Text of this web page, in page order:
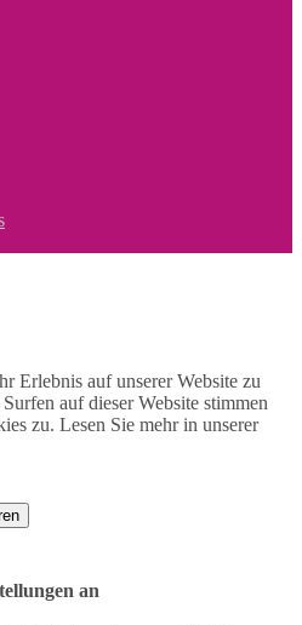
Erlebnis auf unserer Website zu
auf dieser Website stimmen
zu. Lesen Sie mehr in unserer
an